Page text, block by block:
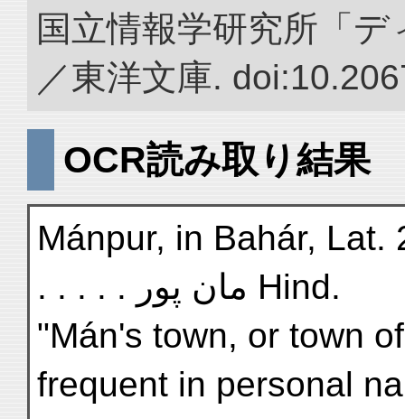
国立情報学研究所「
／東洋文庫.
OCR読み取り結果
Mánpur, in Bahár, Lat.
. . . . . مان پور Hind.
"Mán's town, or town
frequent in personal